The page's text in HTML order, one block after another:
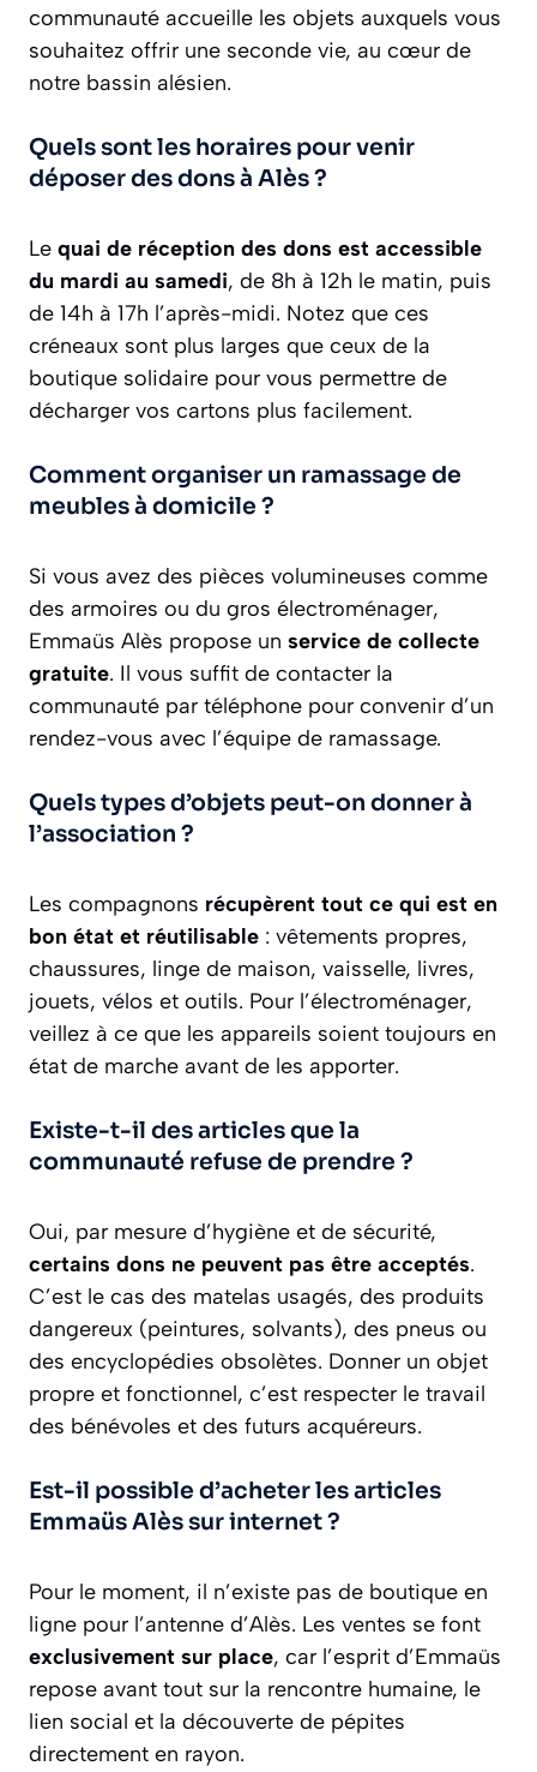
communauté accueille les objets auxquels vous
souhaitez offrir une seconde vie, au cœur de
notre bassin alésien.
Quels sont les horaires pour venir
déposer des dons à Alès ?
Le quai de réception des dons est accessible
du mardi au samedi, de 8h à 12h le matin, puis
de 14h à 17h l’après-midi. Notez que ces
créneaux sont plus larges que ceux de la
boutique solidaire pour vous permettre de
décharger vos cartons plus facilement.
Comment organiser un ramassage de
meubles à domicile ?
Si vous avez des pièces volumineuses comme
des armoires ou du gros électroménager,
Emmaüs Alès propose un service de collecte
gratuite. Il vous suffit de contacter la
communauté par téléphone pour convenir d’un
rendez-vous avec l’équipe de ramassage.
Quels types d’objets peut-on donner à
l’association ?
Les compagnons récupèrent tout ce qui est en
bon état et réutilisable : vêtements propres,
chaussures, linge de maison, vaisselle, livres,
jouets, vélos et outils. Pour l’électroménager,
veillez à ce que les appareils soient toujours en
état de marche avant de les apporter.
Existe-t-il des articles que la
communauté refuse de prendre ?
Oui, par mesure d’hygiène et de sécurité,
certains dons ne peuvent pas être acceptés.
C’est le cas des matelas usagés, des produits
dangereux (peintures, solvants), des pneus ou
des encyclopédies obsolètes. Donner un objet
propre et fonctionnel, c’est respecter le travail
des bénévoles et des futurs acquéreurs.
Est-il possible d’acheter les articles
Emmaüs Alès sur internet ?
Pour le moment, il n’existe pas de boutique en
ligne pour l’antenne d’Alès. Les ventes se font
exclusivement sur place, car l’esprit d’Emmaüs
repose avant tout sur la rencontre humaine, le
lien social et la découverte de pépites
directement en rayon.